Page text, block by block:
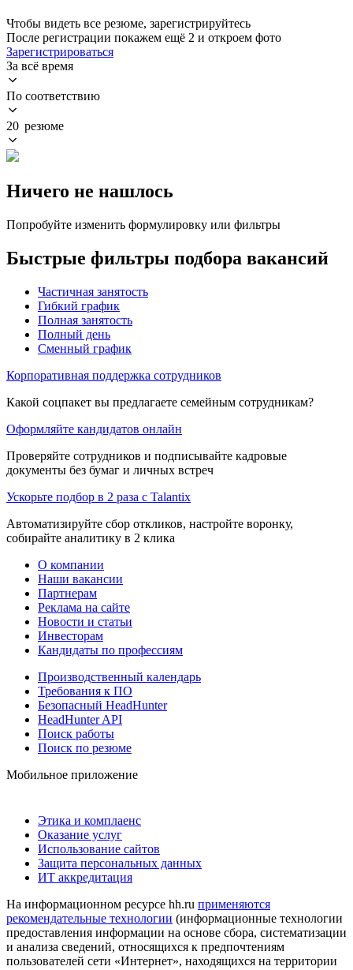
Чтобы видеть все резюме, зарегистрируйтесь
После регистрации покажем ещё 2 и откроем фото
Зарегистрироваться
За всё время
По соответствию
20 резюме
Ничего не нашлось
Попробуйте изменить формулировку или фильтры
Быстрые фильтры подбора вакансий
Частичная занятость
Гибкий график
Полная занятость
Полный день
Сменный график
Корпоративная поддержка сотрудников
Какой соцпакет вы предлагаете семейным сотрудникам?
Оформляйте кандидатов онлайн
Проверяйте сотрудников и подписывайте кадровые
документы без бумаг и личных встреч
Ускорьте подбор в 2 раза с Talantix
Автоматизируйте сбор откликов, настройте воронку,
собирайте аналитику в 2 клика
О компании
Наши вакансии
Партнерам
Реклама на сайте
Новости и статьи
Инвесторам
Кандидаты по профессиям
Производственный календарь
Требования к ПО
Безопасный HeadHunter
HeadHunter API
Поиск работы
Поиск по резюме
Мобильное приложение
Этика и комплаенс
Оказание услуг
Использование сайтов
Защита персональных данных
ИТ аккредитация
На информационном ресурсе hh.ru применяются
рекомендательные технологии (информационные технологии
предоставления информации на основе сбора, систематизации
и анализа сведений, относящихся к предпочтениям
пользователей сети «Интернет», находящихся на территории